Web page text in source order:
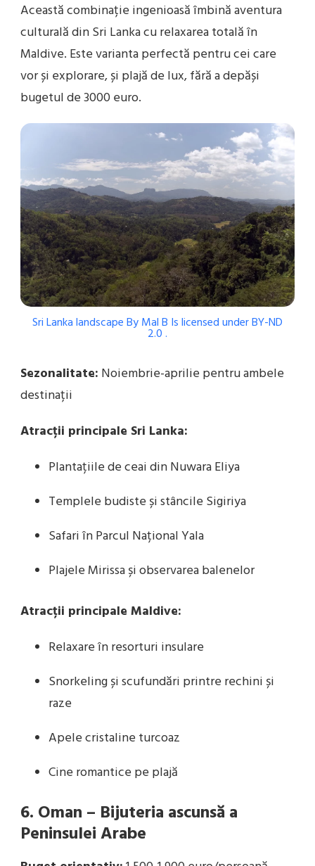
Această combinație ingenioasă îmbină aventura
culturală din Sri Lanka cu relaxarea totală în
Maldive. Este varianta perfectă pentru cei care
vor și explorare, și plajă de lux, fără a depăși
bugetul de 3000 euro.
Sri Lanka landscapeByMal B Is licensed underBY-ND
2.0.
Sezonalitate: Noiembrie-aprilie pentru ambele
destinații
Atracții principale Sri Lanka:
Plantațiile de ceai din Nuwara Eliya
Templele budiste și stâncile Sigiriya
Safari în Parcul Național Yala
Plajele Mirissa și observarea balenelor
Atracții principale Maldive:
Relaxare în resorturi insulare
Snorkeling și scufundări printre rechini și
raze
Apele cristaline turcoaz
Cine romantice pe plajă
6. Oman – Bijuteria ascunsă a
Peninsulei Arabe